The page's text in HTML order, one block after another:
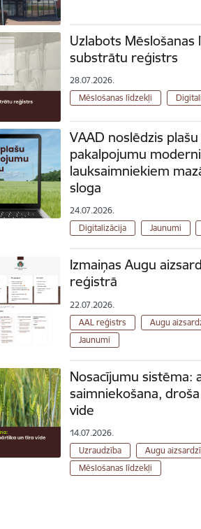
Uzlabots Mēslošanas
substrātu reģistrs
28.07.2026.
Mēslošanas līdzekļi
VAAD noslēdzis
pakalpojumu
lauksaimniekiem
sloga
24.07.2026.
Digitalizācija
Jaunumi
Izmaiņas Augu
reģistrā
22.07.2026.
AAL reģistrs
Augu
Jaunumi
Nosacījumu sistēma:
saimniekošana,
vide
14.07.2026.
Uzraudzība
Augu
Mēslošanas līdzekļi